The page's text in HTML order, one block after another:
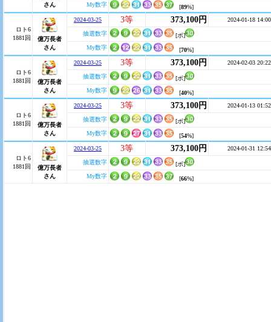
さん
My数字
[89%]
ロト6
1881回
億万長者
さん
2024-03-25 3等 373,100円 2024-01-18 14:00
抽選数字
[ボ]
My数字
[70%]
ロト6
1881回
億万長者
さん
2024-03-25 3等 373,100円 2024-02-03 20:22
抽選数字
[ボ]
My数字
[40%]
ロト6
1881回
億万長者
さん
2024-03-25 3等 373,100円 2024-01-13 01:52
抽選数字
[ボ]
My数字
[54%]
ロト6
1881回
億万長者
さん
2024-03-25 3等 373,100円 2024-01-31 12:54
抽選数字
[ボ]
My数字
[66%]